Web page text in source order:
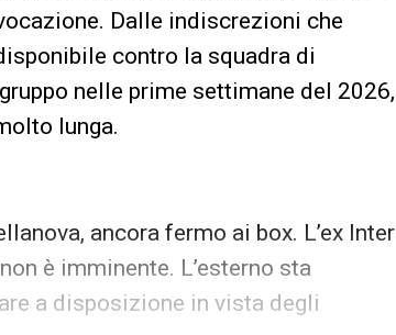
Dalle indiscrezioni che
contro la squadra di
nelle prime settimane del 2026,
lunga.
ancora fermo ai box. L’ex Inter
è imminente. L’esterno sta
a disposizione in vista degli